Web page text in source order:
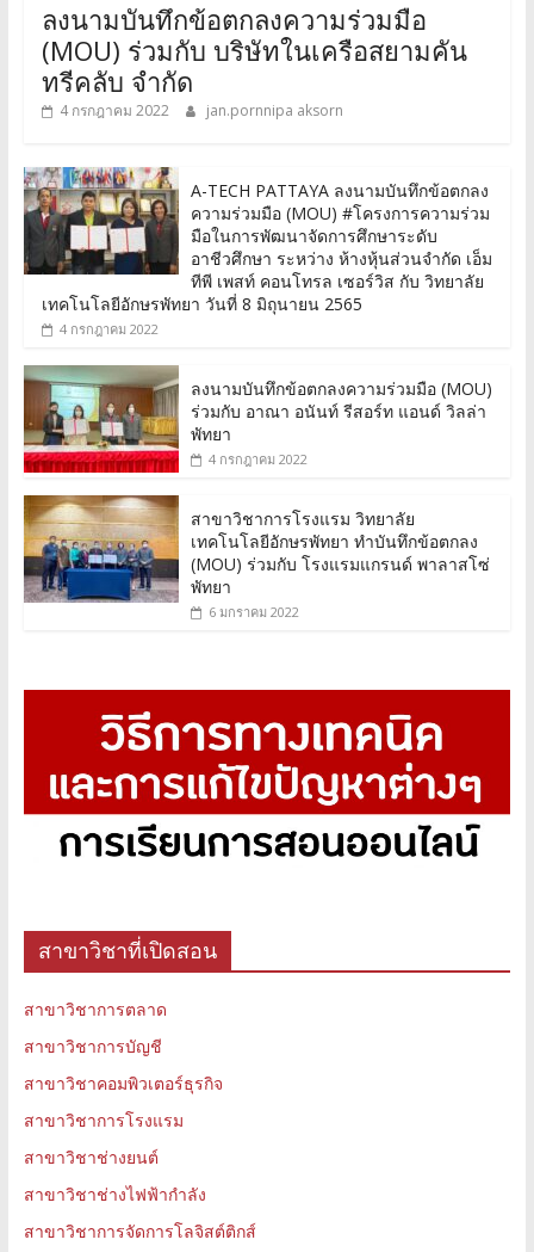
ลงนามบันทึกข้อตกลงความร่วมมือ
(MOU) ร่วมกับ บริษัทในเครือสยามคัน
ทรีคลับ จำกัด
4 กรกฎาคม 2022 jan.pornnipa aksorn
A-TECH PATTAYA ลงนามบันทึกข้อตกลง
ความร่วมมือ (MOU) #โครงการความร่วม
มือในการพัฒนาจัดการศึกษาระดับ
อาชีวศึกษา ระหว่าง ห้างหุ้นส่วนจำกัด เอ็ม
ทีพี เพสท์ คอนโทรล เซอร์วิส กับ วิทยาลัย
เทคโนโลยีอักษรพัทยา วันที่ 8 มิถุนายน 2565
4 กรกฎาคม 2022
ลงนามบันทึกข้อตกลงความร่วมมือ (MOU)
ร่วมกับ อาณา อนันท์ รีสอร์ท แอนด์ วิลล่า
พัทยา
4 กรกฎาคม 2022
สาขาวิชาการโรงแรม วิทยาลัย
เทคโนโลยีอักษรพัทยา ทำบันทึกข้อตกลง
(MOU) ร่วมกับ โรงแรมแกรนด์ พาลาสโซ่
พัทยา
6 มกราคม 2022
สาขาวิชาที่เปิดสอน
สาขาวิชาการตลาด
สาขาวิชาการบัญชี
สาขาวิชาคอมพิวเตอร์ธุรกิจ
สาขาวิชาการโรงแรม
สาขาวิชาช่างยนต์
สาขาวิชาช่างไฟฟ้ากำลัง
สาขาวิชาการจัดการโลจิสต์ติกส์